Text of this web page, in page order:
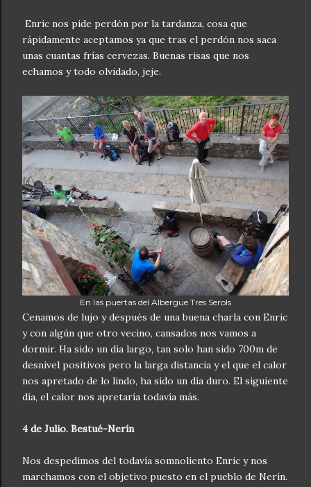
Enric nos pide perdón por la tardanza, cosa que
rápidamente aceptamos ya que tras el perdón nos saca
unas cuantas frías cervezas. Buenas risas que nos
echamos y todo olvidado, jeje.
En las puertas del Albergue Tres Serols
Cenamos de lujo y después de una buena charla con Enric
y con algún que otro vecino, cansados nos vamos a
dormir. Ha sido un día largo, tan solo han sido 700m de
desnivel positivos pero la larga distancia y el que el calor
nos apretado de lo lindo, ha sido un día duro. El siguiente
día, el calor nos apretaría todavía más.
4 de Julio. Bestué-Nerín
Nos despedimos del todavía somnoliento Enric y nos
marchamos con el objetivo puesto en el pueblo de Nerín.